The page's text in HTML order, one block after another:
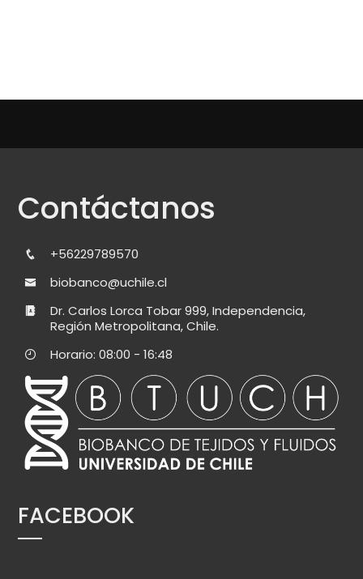
Contáctanos
+56229789570
biobanco@uchile.cl
Dr. Carlos Lorca Tobar 999, Independencia,
Región Metropolitana, Chile.
Horario: 08:00 - 16:48
FACEBOOK